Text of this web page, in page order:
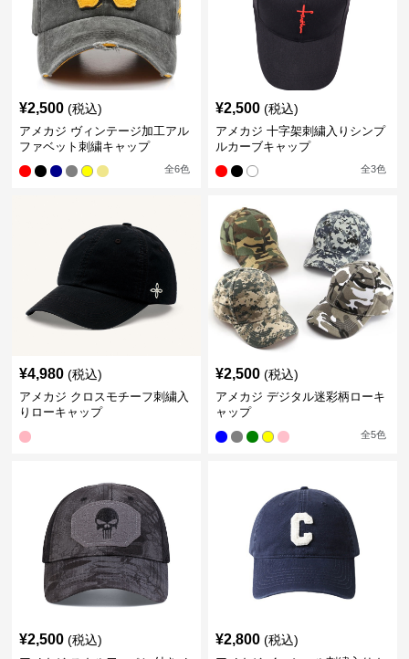
¥2,500 (税込)
アメカジ ヴィンテージ加工アル
ファベット刺繍キャップ
全6色
¥2,500 (税込)
アメカジ 十字架刺繍入りシンプ
ルカーブキャップ
全3色
¥4,980 (税込)
アメカジ クロスモチーフ刺繍入
りローキャップ
¥2,500 (税込)
アメカジ デジタル迷彩柄ローキ
ャップ
全5色
¥2,500 (税込) ¥2,800 (税込)